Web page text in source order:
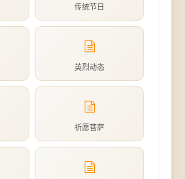
传统节日
英烈动态
祈愿菩萨